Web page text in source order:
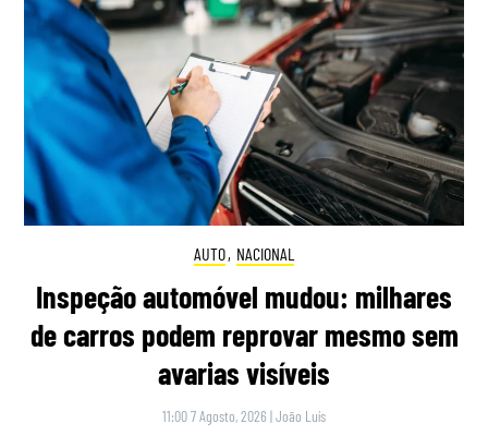
AUTO, NACIONAL
Inspeção automóvel mudou: milhares
de carros podem reprovar mesmo sem
avarias visíveis
11:00 7 Agosto, 2026 |João Luís